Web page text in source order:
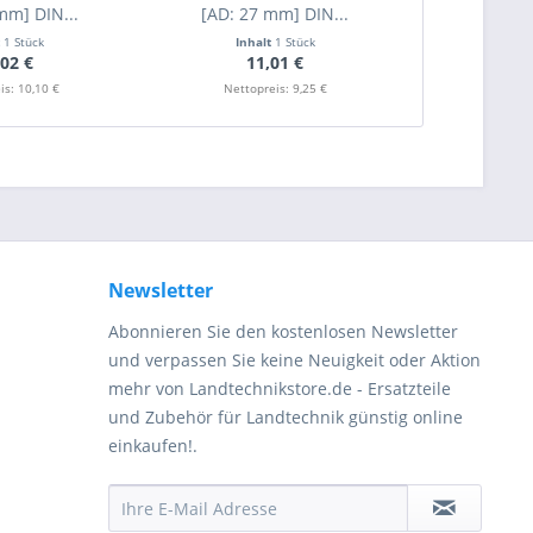
DIN...
1 Stück
€
10,10 €
[AD: 27 mm] DIN...
Inhalt 1 Stück
11,01 €
Nettopreis: 9,25 €
Newsletter
Abonnieren Sie den kostenlosen Newsletter
und verpassen Sie keine Neuigkeit oder Aktion
mehr von Landtechnikstore.de - Ersatzteile
und Zubehör für Landtechnik günstig online
einkaufen!.